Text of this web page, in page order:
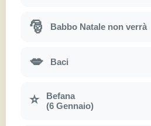
🎅 Babbo Natale non verrà
💋 Baci
⭐
Befana
(6 Gennaio)